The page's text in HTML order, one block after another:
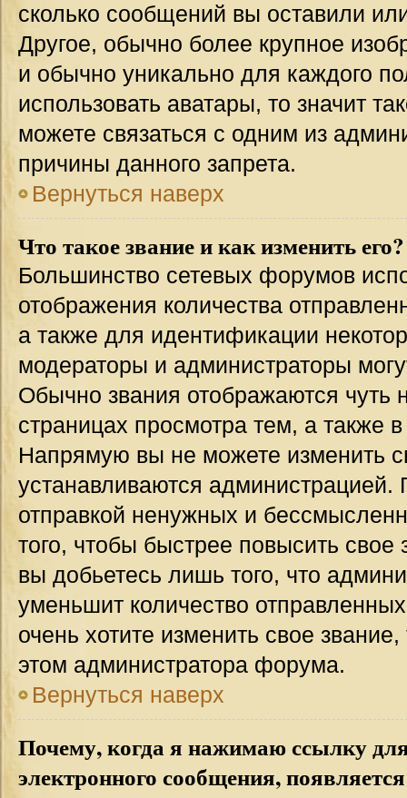
сколько сообщений вы оставили
Другое, обычно более крупное
и обычно уникально для каждого
использовать аватары, то значит
можете связаться с одним из
причины данного запрета.
Вернуться наверх
Что такое звание и как изменить его?
Большинство сетевых форумов
отображения количества
а также для идентификации
модераторы и администраторы
Обычно звания отображаются чуть
страницах просмотра тем, а также
Напрямую вы не можете изменить
устанавливаются администрацией.
отправкой ненужных и
того, чтобы быстрее повысить
вы добьетесь лишь того, что
уменьшит количество
очень хотите изменить свое
этом администратора форума.
Вернуться наверх
Почему, когда я нажимаю ссылку
электронного сообщения,